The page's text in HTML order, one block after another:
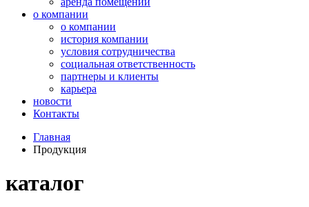
о компании
о компании
история компании
условия сотрудничества
социальная ответственность
партнеры и клиенты
карьера
новости
Контакты
Главная
Продукция
каталог